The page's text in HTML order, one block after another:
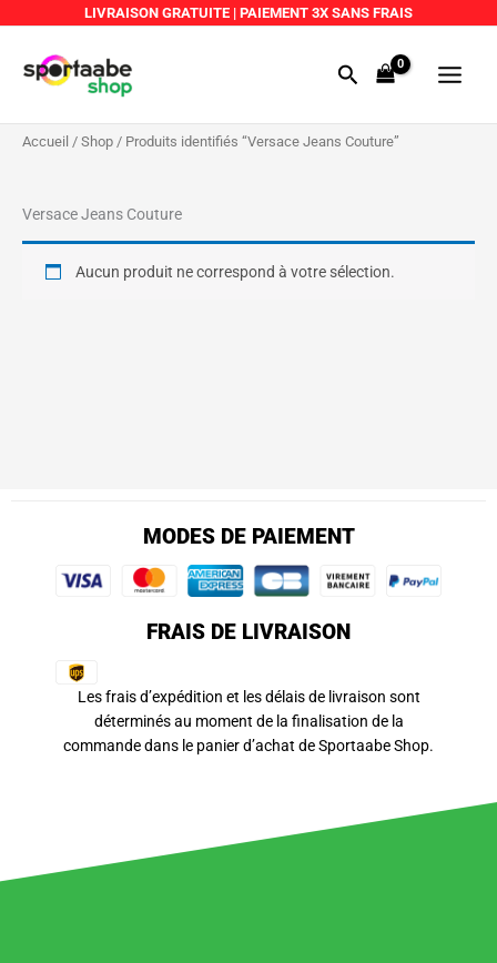
contenu
LIVRAISON GRATUITE | PAIEMENT 3X SANS FRAIS
RechercherMenu
Accueil / Shop / Produits identifiés “Versace Jeans Couture”
Versace Jeans Couture
Aucun produit ne correspond à votre sélection.
MODES DE PAIEMENT
FRAIS DE LIVRAISON
Les frais d’expédition et les délais de livraison sont
déterminés au moment de la finalisation de la
commande dans le panier d’achat de Sportaabe Shop.